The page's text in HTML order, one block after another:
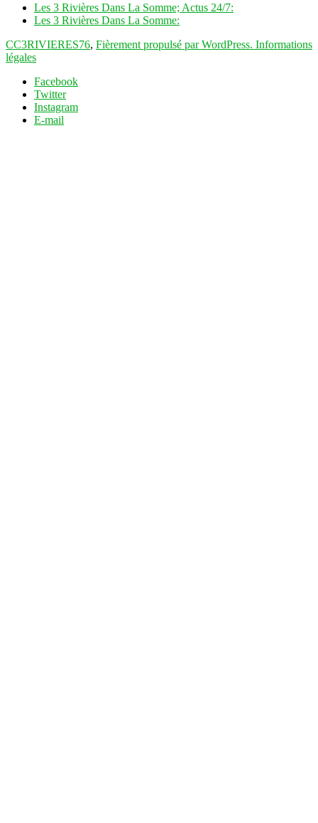
Les 3 Rivières Dans La Somme; Actus 24/7:
Les 3 Rivières Dans La Somme:
CC3RIVIERES76, Fièrement propulsé par WordPress. Informations
légales
Facebook
Twitter
Instagram
E-mail